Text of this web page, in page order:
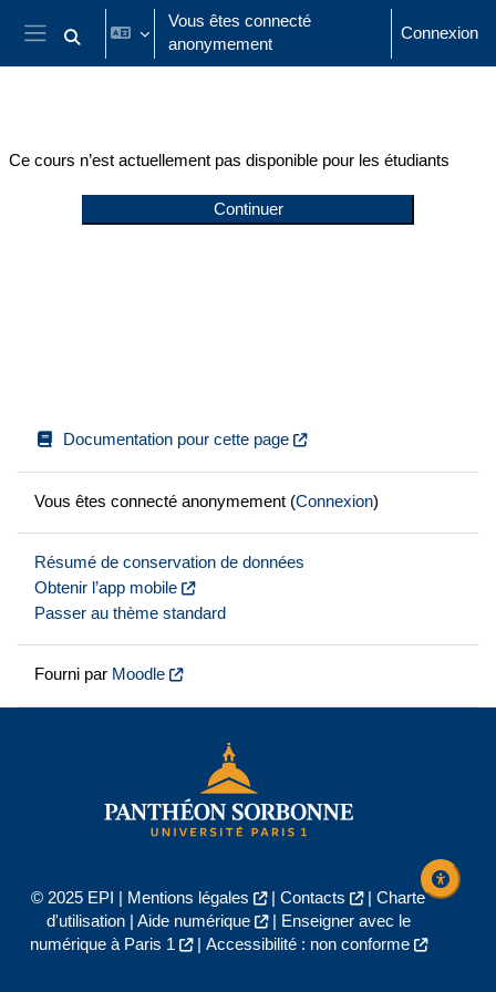
Passer au contenu principal
Panneau latéral
Activer/désactiver la saisie de recherche
Vous êtes connecté
anonymement
Connexion
Ce cours n’est actuellement pas disponible pour les étudiants
Continuer
Documentation pour cette page
Vous êtes connecté anonymement (Connexion)
Résumé de conservation de données
Obtenir l’app mobile
Passer au thème standard
Fourni par Moodle
© 2025 EPI | Mentions légales | Contacts | Charte
d'utilisation| Aide numérique |
Enseigner avec le
numérique à Paris 1
| Accessibilité : non conforme